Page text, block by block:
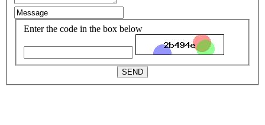
Enter the code in the box below
SEND